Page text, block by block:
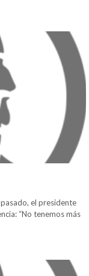
el presidente
“No tenemos más